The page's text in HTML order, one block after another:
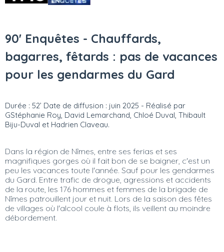
90' Enquêtes - Chauffards,
bagarres, fêtards : pas de vacances
pour les gendarmes du Gard
Durée : 52’ Date de diffusion : juin 2025 - Réalisé par
GStéphanie Roy, David Lemarchand, Chloé Duval, Thibault
Biju-Duval et Hadrien Claveau.
Dans la région de Nîmes, entre ses ferias et ses
magnifiques gorges où il fait bon de se baigner, c'est un
peu les vacances toute l'année. Sauf pour les gendarmes
du Gard. Entre trafic de drogue, agressions et accidents
de la route, les 176 hommes et femmes de la brigade de
Nîmes patrouillent jour et nuit. Lors de la saison des fêtes
de villages où l'alcool coule à flots, ils veillent au moindre
débordement.